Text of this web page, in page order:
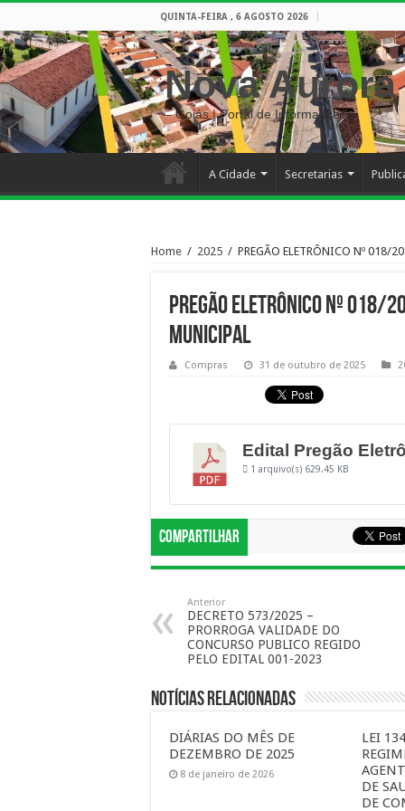
QUINTA-FEIRA , 6 AGOSTO 2026
Nova Aurora
– Goiás | Portal de Informações
A Cidade Secretarias
Home / 2025 / PREGÃO ELETRÔNICO Nº 018/
PREGÃO ELETRÔNICO Nº 018/
MUNICIPAL
Compras 31 de outubro de 2025
Edital Pregão
1 arquivo(s) 629.45 KB
Compartilhar
Anterior
DECRETO 573/2025 –
PRORROGA VALIDADE DO
CONCURSO PUBLICO REGIDO
PELO EDITAL 001-2023
Notícias Relacionadas
DIÁRIAS DO MÊS DE
DEZEMBRO DE 2025
8 de janeiro de 2026
LEI
DE
DE